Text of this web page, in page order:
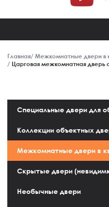
Главная Межкомнатные двери в
Царговая межкомнатная дверь
Специальные двери для
Коллекции объектных
Межкомнатные двери в
Скрытые двери
Необычные двери